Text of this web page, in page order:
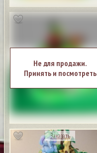
Не для продажи.
Принять и посмотреть
Заказать